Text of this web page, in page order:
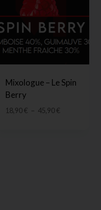
Mixologue – Le Spin
Berry
18,90€ – 45,90€